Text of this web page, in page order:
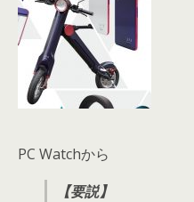
PC Watchから
【要説】